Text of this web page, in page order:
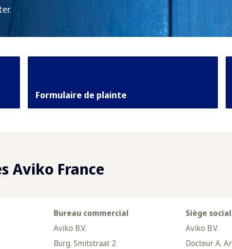
Formulaire de plainte
Aviko France
Bureau commercial
Aviko B.V.
Burg. Smitstraat 2
Siège social
Aviko B.V.
Docteur A.